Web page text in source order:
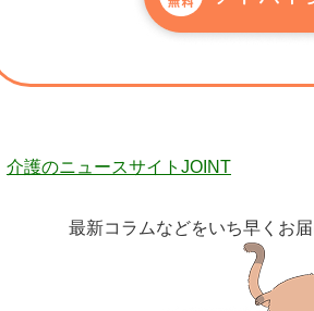
介護のニュースサイトJOINT
最新コラムなどをいち早くお届